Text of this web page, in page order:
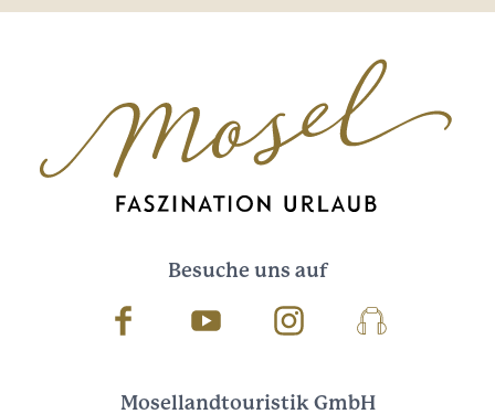
Besuche uns auf
Facebook Youtube InstagramPodcast
Mosellandtouristik GmbH